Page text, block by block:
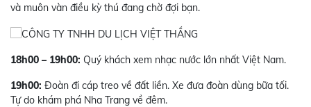
và muôn vàn điều kỳ thú đang chờ đợi bạn.
18h00 – 19h00: Quý khách xem nhạc nước lớn nhất Việt Nam.
19h00: Đoàn đi cáp treo về đất liền. Xe đưa đoàn dùng bữa tối.
Tự do khám phá Nha Trang về đêm.